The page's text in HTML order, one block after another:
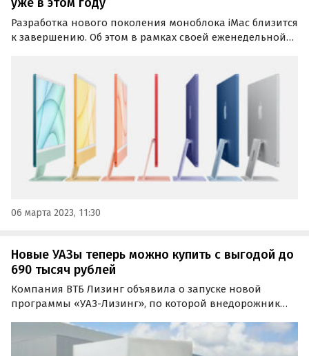
Разработка нового поколения моноблока iMac близится
к завершению. Об этом в рамках своей еженедельной
06 марта 2023, 11:30
Новые УАЗы теперь можно купить с выгодой до
690 тысяч рублей
Компания ВТБ Лизинг объявила о запуске новой
программы «УАЗ-Лизинг», по которой внедорожник
«Профи» можно будет купить с выгодой до 690 тыс.
рублей от рекомендованной розничной цены.